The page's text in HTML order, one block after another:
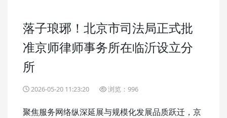
官方 咨询热线：4001-666-001
落子琅琊！北京市司法局正式批
准京师律师事务所在临沂设立分
所
2026-05-20 11:23:20 浏览：996
聚焦服务网络纵深延展与规模化发展品质跃迁，京